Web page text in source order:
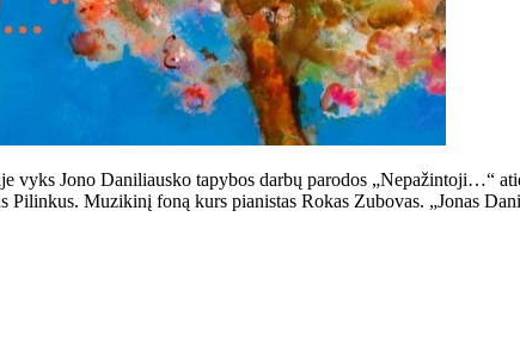
Jono Daniliausko tapybos darbų parodos „Nepažintoji…“
Muzikinį foną kurs pianistas Rokas Zubovas. „Jonas